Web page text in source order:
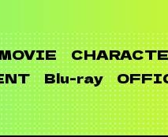
Blu-ray